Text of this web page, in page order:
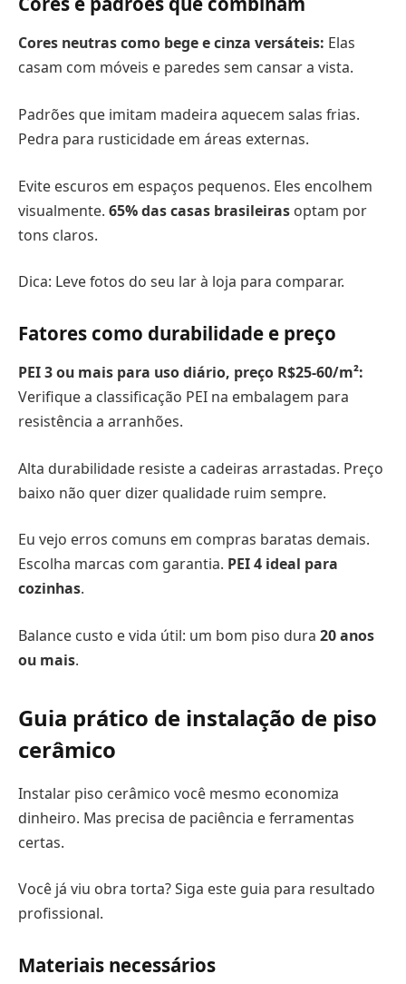
Cores neutras como bege e cinza versáteis: Elas
casam com móveis e paredes sem cansar a vista.
Padrões que imitam madeira aquecem salas frias.
Pedra para rusticidade em áreas externas.
Evite escuros em espaços pequenos. Eles encolhem
visualmente. 65% das casas brasileiras optam por
tons claros.
Dica: Leve fotos do seu lar à loja para comparar.
Fatores como durabilidade e preço
PEI 3 ou mais para uso diário, preço R$25-60/m²:
Verifique a classificação PEI na embalagem para
resistência a arranhões.
Alta durabilidade resiste a cadeiras arrastadas. Preço
baixo não quer dizer qualidade ruim sempre.
Eu vejo erros comuns em compras baratas demais.
Escolha marcas com garantia. PEI 4 ideal para
cozinhas.
Balance custo e vida útil: um bom piso dura 20 anos
ou mais.
Guia prático de instalação de piso
cerâmico
Instalar piso cerâmico você mesmo economiza
dinheiro. Mas precisa de paciência e ferramentas
certas.
Você já viu obra torta? Siga este guia para resultado
profissional.
Materiais necessários